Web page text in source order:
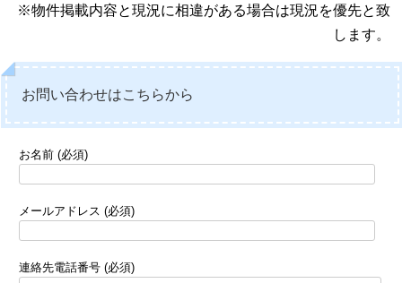
※物件掲載内容と現況に相違がある場合は現況を優先と致
します。
お問い合わせはこちらから
お名前 (必須)
メールアドレス (必須)
連絡先電話番号 (必須)